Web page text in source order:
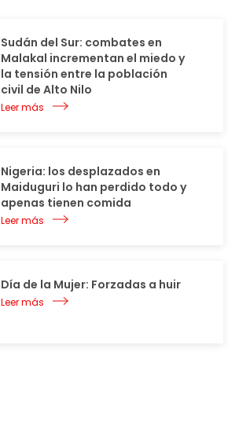
Sudán del Sur: combates en
Malakal incrementan el miedo y
la tensión entre la población
civil de Alto Nilo
Leer más
Nigeria: los desplazados en
Maiduguri lo han perdido todo y
apenas tienen comida
Leer más
Día de la Mujer: Forzadas a huir
Leer más